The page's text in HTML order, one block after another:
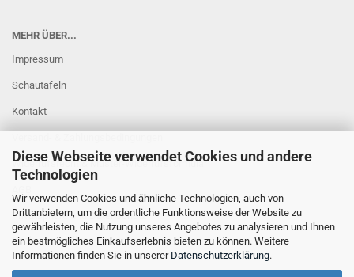
Diese Webseite verwendet Cookies und andere
Technologien
Wir verwenden Cookies und ähnliche Technologien, auch von
Drittanbietern, um die ordentliche Funktionsweise der Website zu
gewährleisten, die Nutzung unseres Angebotes zu analysieren und Ihnen
ein bestmögliches Einkaufserlebnis bieten zu können. Weitere
Informationen finden Sie in unserer Datenschutzerklärung.
MEHR ÜBER...
Impressum
Schautafeln
Kontakt
Widerrufsrecht & Muster-Widerrufsformular
Privatsphäre und Datenschutz
Cookie Einstellungen